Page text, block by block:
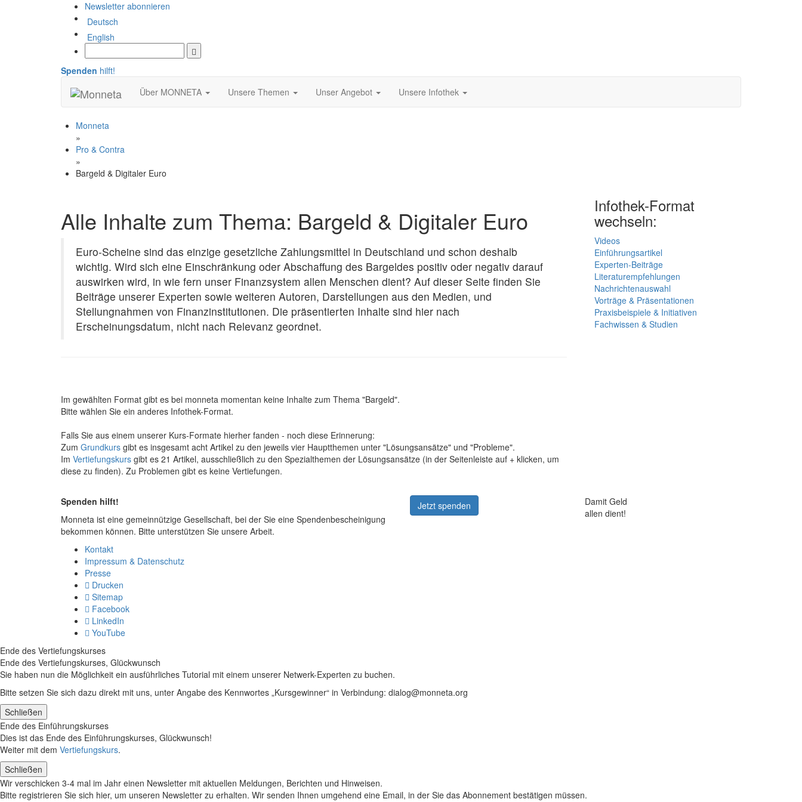
Newsletter abonnieren
Deutsch
English
Spenden hilft!
Über MONNETA
Unsere Themen Unser Angebot Unsere Infothek
Monneta
»
Pro & Contra
»
Bargeld & Digitaler Euro
Alle Inhalte zum Thema: Bargeld & Digitaler Euro
Euro-Scheine sind das einzige gesetzliche Zahlungsmittel in Deutschland und schon deshalb
wichtig. Wird sich eine Einschränkung oder Abschaffung des Bargeldes positiv oder negativ darauf
auswirken wird, in wie fern unser Finanzsystem allen Menschen dient? Auf dieser Seite finden Sie
Beiträge unserer Experten sowie weiteren Autoren, Darstellungen aus den Medien, und
Stellungnahmen von Finanzinstitutionen. Die präsentierten Inhalte sind hier nach
Erscheinungsdatum, nicht nach Relevanz geordnet.
Im gewählten Format gibt es bei monneta momentan keine Inhalte zum Thema "Bargeld".
Bitte wählen Sie ein anderes Infothek-Format.
Falls Sie aus einem unserer Kurs-Formate hierher fanden - noch diese Erinnerung:
Zum Grundkurs gibt es insgesamt acht Artikel zu den jeweils vier Hauptthemen unter "Lösungsansätze" und "Probleme".
Im Vertiefungskurs gibt es 21 Artikel, ausschließlich zu den Spezialthemen der Lösungsansätze (in der Seitenleiste auf + klicken, um
diese zu finden). Zu Problemen gibt es keine Vertiefungen.
Infothek-Format
wechseln:
Videos
Einführungsartikel
Experten-Beiträge
Literaturempfehlungen
Nachrichtenauswahl
Vorträge & Präsentationen
Praxisbeispiele & Initiativen
Fachwissen & Studien
Spenden hilft!
Monneta ist eine gemeinnützige Gesellschaft, bei der Sie eine Spendenbescheinigung
bekommen können. Bitte unterstützen Sie unsere Arbeit.
Jetzt spenden
Damit Geld
allen dient!
Kontakt
Impressum & Datenschutz
Presse
Drucken
Sitemap
Facebook
LinkedIn
YouTube
Ende des Vertiefungskurses
Ende des Vertiefungskurses, Glückwunsch
Sie haben nun die Möglichkeit ein ausführliches Tutorial mit einem unserer Netwerk-Experten zu buchen.
Bitte setzen Sie sich dazu direkt mit uns, unter Angabe des Kennwortes „Kursgewinner“ in Verbindung: dialog@monneta.org
Schließen
Ende des Einführungskurses
Dies ist das Ende des Einführungskurses, Glückwunsch!
Weiter mit dem Vertiefungskurs.
Schließen
Wir verschicken 3-4 mal im Jahr einen Newsletter mit aktuellen Meldungen, Berichten und Hinweisen.
Bitte registrieren Sie sich hier, um unseren Newsletter zu erhalten. Wir senden Ihnen umgehend eine Email, in der Sie das Abonnement bestätigen müssen.